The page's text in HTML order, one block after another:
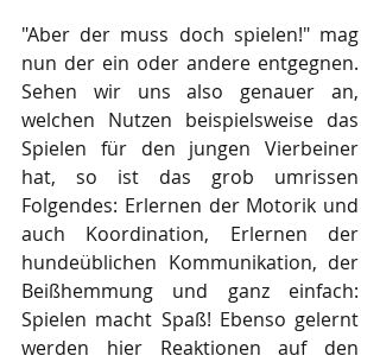
"Aber der muss doch spielen!" mag
nun der ein oder andere entgegnen.
Sehen wir uns also genauer an,
welchen Nutzen beispielsweise das
Spielen für den jungen Vierbeiner
hat, so ist das grob umrissen
Folgendes: Erlernen der Motorik und
auch Koordination, Erlernen der
hundeüblichen Kommunikation, der
Beißhemmung und ganz einfach:
Spielen macht Spaß! Ebenso gelernt
werden hier Reaktionen auf den